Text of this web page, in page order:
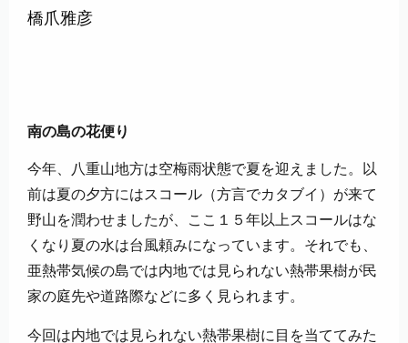
橋爪雅彦
南の島の花便り
今年、八重山地方は空梅雨状態で夏を迎えました。以
前は夏の夕方にはスコール（方言でカタブイ）が来て
野山を潤わせましたが、ここ１５年以上スコールはな
くなり夏の水は台風頼みになっています。それでも、
亜熱帯気候の島では内地では見られない熱帯果樹が民
家の庭先や道路際などに多く見られます。
今回は内地では見られない熱帯果樹に目を当ててみた